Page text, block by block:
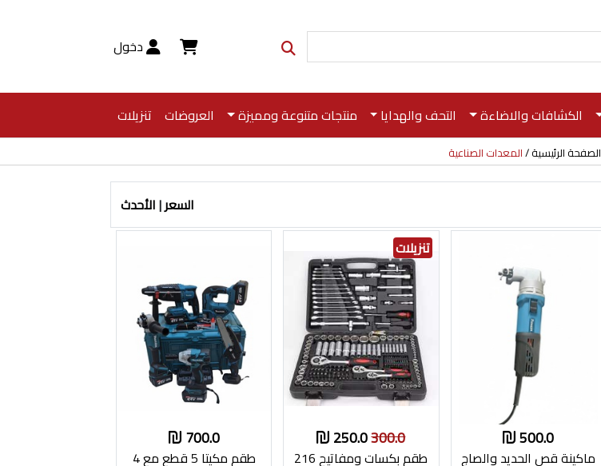
دخول
الكشافات والاضاءة التحف والهدايا منتجات متنوعة ومميزة العروضات تنزيلات
الصفحة الرئيسية المعدات الصناعية
السعر|الأحدث
500.0
ماكينة قص الحديد والصاج
تنزيلات
300.0
250.0
طقم بكسات ومفاتيح 216
700.0
طقم مكيتا 5 قطع مع 4